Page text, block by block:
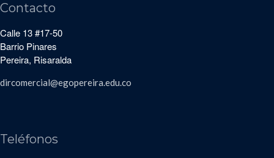
Contacto
Calle 13 #17-50
Barrio Pinares
Pereira, Risaralda
dircomercial@egopereira.edu.co
Teléfonos